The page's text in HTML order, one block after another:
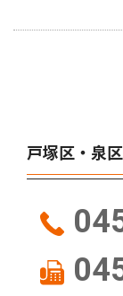
戸塚区・泉